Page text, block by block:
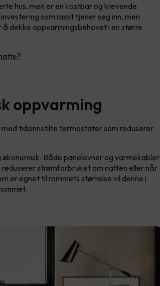
hus, men er en kostbar og krevende
som raskt tjener seg inn, men
dekke oppvarmingsbehovet i en større
oppvarming
tidsinnstilte termostater som reduserer
Både panelovner og varmekabler
strømforbruket om natten eller når
er egnet til rommets størrelse vil denne i